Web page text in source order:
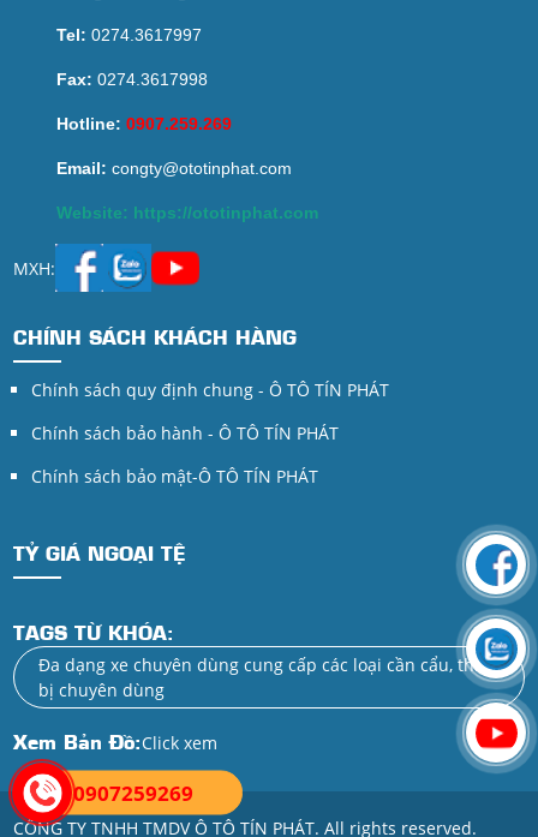
Tel: 0274.3617997
Fax: 0274.3617998
Hotline: 0907.259.269
Email: congty@ototinphat.com
Website: https://ototinphat.com
MXH:
CHÍNH SÁCH KHÁCH HÀNG
Chính sách quy định chung - Ô TÔ TÍN PHÁT
Chính sách bảo hành - Ô TÔ TÍN PHÁT
Chính sách bảo mật-Ô TÔ TÍN PHÁT
TỶ GIÁ NGOẠI TỆ
TAGS TỪ KHÓA:
Đa dạng xe chuyên dùng cung cấp các loại cần cẩu, thiết
bị chuyên dùng
Xem Bản Đồ:Click xem
CÔNG TY TNHH TMDV Ô TÔ TÍN PHÁT. All rights reserved.
0907259269